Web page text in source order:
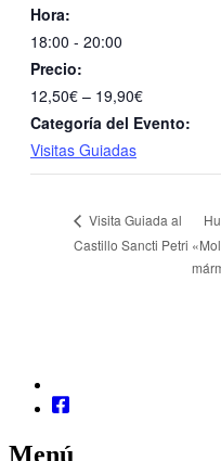
Hora:
18:00 - 20:00
Precio:
12,50€ – 19,90€
Categoría del Evento:
Visitas Guiadas
Visita Guiada al
Castillo Sancti Petri
Menú